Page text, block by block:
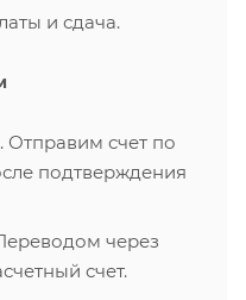
и сдача.
счет по
подтверждения
через
счет.